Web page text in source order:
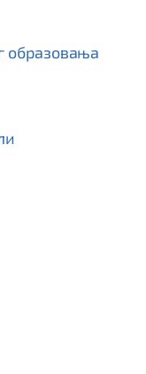
образовања